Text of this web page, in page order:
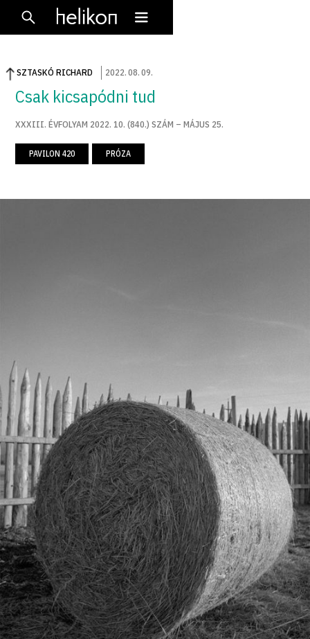
SZTASKÓ RICHARD 2022.08.09.
Csak kicsapódni tud
XXXIII. ÉVFOLYAM 2022. 10. (840.) SZÁM – MÁJUS 25.
PAVILON 420 PRÓZA